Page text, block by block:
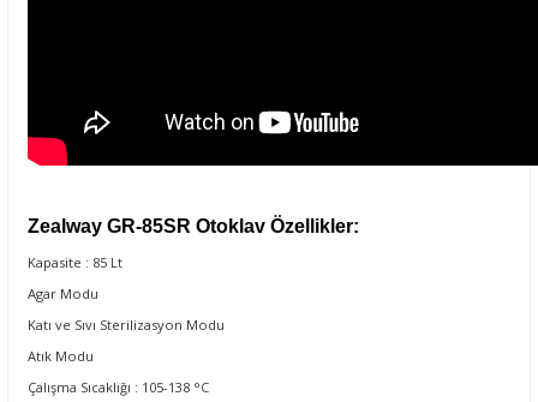
Zealway GR-85SR Otoklav Özellikler:
Kapasite : 85 Lt
Agar Modu
Katı ve Sıvı Sterilizasyon Modu
Atık Modu
Çalışma Sıcaklığı : 105-138 °C